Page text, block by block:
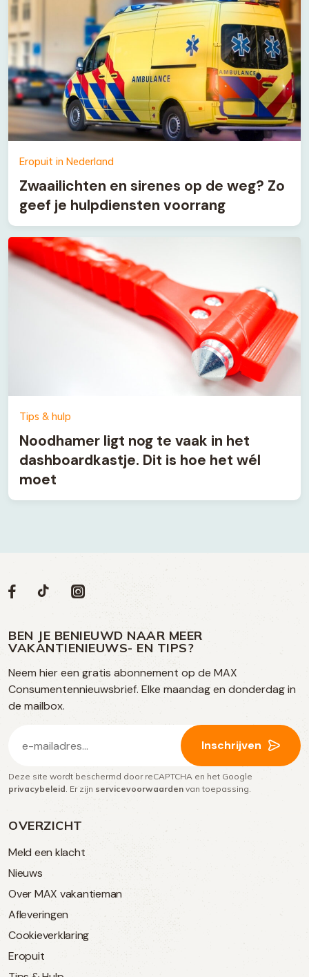
Eropuit in Nederland
Zwaailichten en sirenes op de weg? Zo
geef je hulpdiensten voorrang
Tips & hulp
Noodhamer ligt nog te vaak in het
dashboardkastje. Dit is hoe het wél
moet
OVERZICHT
Meld een klacht
Nieuws
Over MAX vakantieman
Afleveringen
Cookieverklaring
Eropuit
Volg
op
social
media
Social
Volg
op
Facebook
Volg
op
TikTok
Volg
op
Instagram
BEN JE BENIEUWD NAAR MEER
VAKANTIENIEUWS- EN TIPS?
Neem hier een gratis abonnement op de MAX
Consumentennieuwsbrief. Elke maandag en donderdag in
de mailbox.
mailadres
(Vereist)
Inschrijven
Deze site wordt beschermd door reCAPTCHA en het Google
privacybeleid . Er zijn servicevoorwaarden van toepassing.